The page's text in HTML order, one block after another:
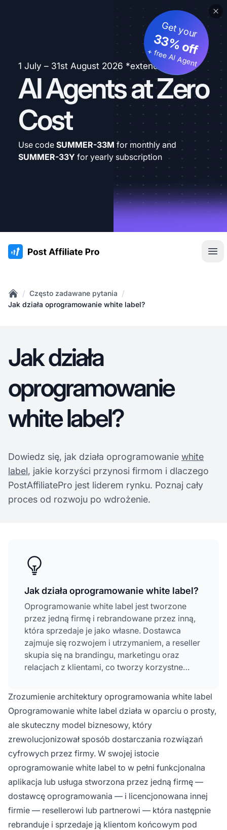
1 July – 31st August 2026 *extended
AI Agents at Zero
Cost
Get your
33% off
+ free AI Agent
Use code SUMMER-33M for monthly and
SUMMER-33Y for yearly subscription
:site.title
Home
/ Często zadawane pytania /
Jak działa oprogramowanie white label?
Jak działa
oprogramowanie
white label?
Dowiedz się, jak działa oprogramowanie white
label, jakie korzyści przynosi firmom i dlaczego
PostAffiliatePro jest liderem rynku. Poznaj cały
proces od rozwoju po wdrożenie.
Jak działa oprogramowanie white label?
Oprogramowanie white label jest tworzone
przez jedną firmę i rebrandowane przez inną,
która sprzedaje je jako własne. Dostawca
zajmuje się rozwojem i utrzymaniem, a reseller
skupia się na brandingu, marketingu oraz
relacjach z klientami, co tworzy korzystne
Zrozumienie architektury oprogramowania white label
Oprogramowanie white label działa w oparciu o prosty,
ale skuteczny model biznesowy, który
zrewolucjonizował sposób dostarczania rozwiązań
cyfrowych przez firmy. W swojej istocie
oprogramowanie white label to w pełni funkcjonalna
aplikacja lub usługa stworzona przez jedną firmę —
dostawcę oprogramowania — i licencjonowana innej
firmie — resellerowi lub partnerowi — która następnie
rebranduje i sprzedaje ją klientom końcowym pod